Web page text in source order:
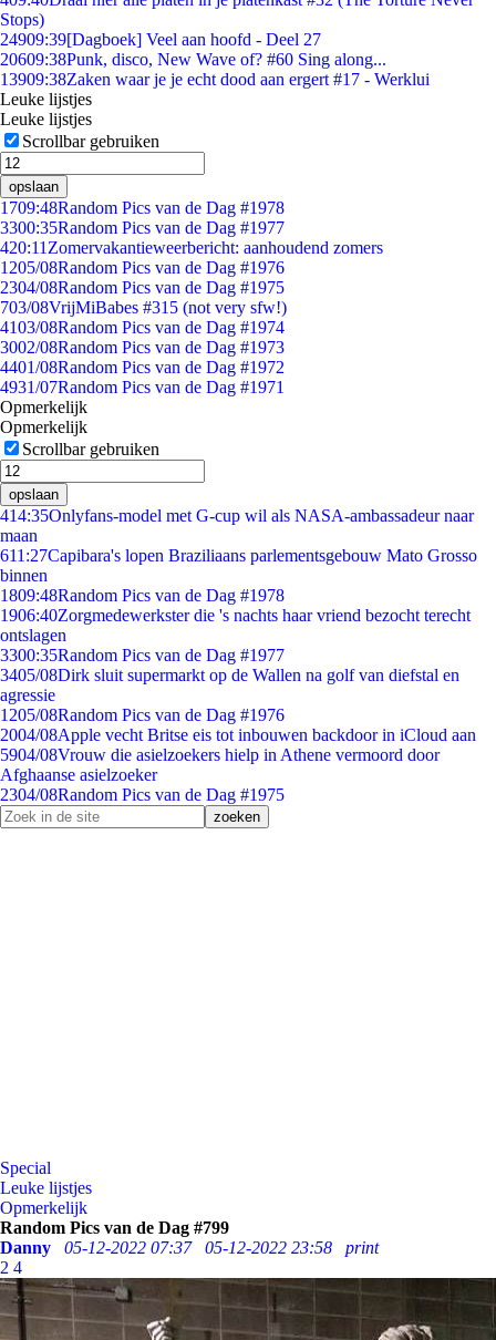
Stops)
24909:39[Dagboek] Veel aan hoofd - Deel 27
20609:38Punk, disco, New Wave of? #60 Sing along...
13909:38Zaken waar je je echt dood aan ergert #17 - Werklui
Leuke lijstjes
Leuke lijstjes
Scrollbar gebruiken
opslaan
1709:48Random Pics van de Dag #1978
3300:35Random Pics van de Dag #1977
420:11 Zomervakantieweerbericht: aanhoudend zomers
1205/08Random Pics van de Dag #1976
2304/08Random Pics van de Dag #1975
703/08VrijMiBabes #315 (not very sfw!)
4103/08Random Pics van de Dag #1974
3002/08Random Pics van de Dag #1973
4401/08Random Pics van de Dag #1972
4931/07Random Pics van de Dag #1971
Opmerkelijk
Opmerkelijk
Scrollbar gebruiken
opslaan
414:35Onlyfans-model met G-cup wil als NASA-ambassadeur naar
maan
611:27Capibara's lopen Braziliaans parlementsgebouw Mato Grosso
binnen
1809:48Random Pics van de Dag #1978
1906:40Zorgmedewerkster die 's nachts haar vriend bezocht terecht
ontslagen
3300:35Random Pics van de Dag #1977
3405/08Dirk sluit supermarkt op de Wallen na golf van diefstal en
agressie
1205/08Random Pics van de Dag #1976
2004/08Apple vecht Britse eis tot inbouwen backdoor in iCloud aan
5904/08Vrouw die asielzoekers hielp in Athene vermoord door
Afghaanse asielzoeker
2304/08Random Pics van de Dag #1975
Special
Leuke lijstjes
Opmerkelijk
Random Pics van de Dag #799
Danny
05-12-2022 07:37 05-12-2022 23:58
print
2 4